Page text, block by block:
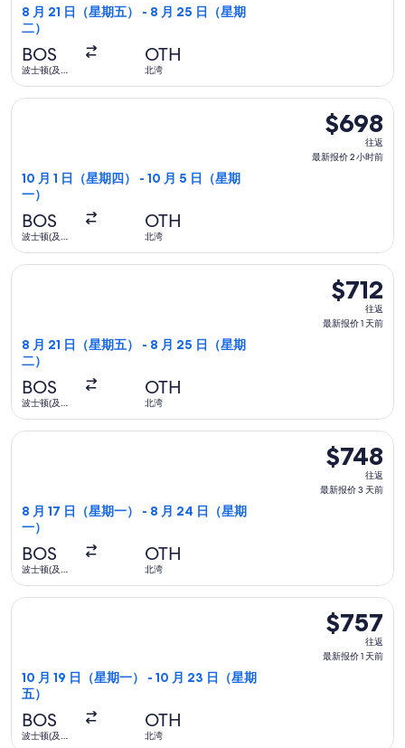
1
前
8 月 21 日（星期五） - 8 月 25 日（星期
二）
BOS
波士顿(及邻
OTH
北湾
$698
往
返,
2
时
前
$698
往返
最新报价 2 小时前
10 月 1 日（星期四） - 10 月 5 日（星期
一）
BOS
波士顿(及邻
OTH
北湾
选择联合航空航班，10 月 1 日（星期四）从波士顿(及邻近
$712
往
返,
1
前
$712
往返
最新报价 1 天前
8 月 21 日（星期五） - 8 月 25 日（星期
二）
BOS
波士顿(及邻
OTH
北湾
选择联合航空航班，8 月 21 日（星期五）从波士顿(及邻近地
$748
往
返,
3
前
$748
往返
最新报价 3 天前
8 月 17 日（星期一） - 8 月 24 日（星期
一）
BOS
波士顿(及邻
OTH
北湾
选择联合航空航班，8 月 17 日（星期一）从波士顿(及邻近
$757
往
返,
$757
往返
最新报价 1 天前
10 月 19 日（星期一） - 10 月 23 日（星期
五）
BOS
波士顿(及邻
OTH
北湾
选择联合航空航班，10 月 19 日（星期一）从波士顿(及邻近